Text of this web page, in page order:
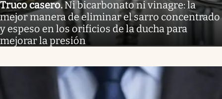
Truco casero. Ni bicarbonato ni vinagre: la
mejor manera de eliminar el sarro concentrado
y espeso en los orificios de la ducha para
mejorar la presión